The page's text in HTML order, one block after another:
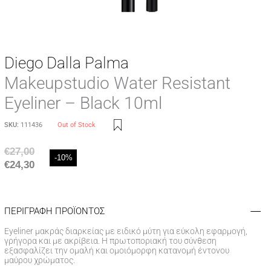
Diego Dalla Palma
Makeupstudio Water Resistant
Eyeliner – Black 10ml
SKU: 111436 Out of Stock
€27,00
€24,30
-10%
ΠΕΡΙΓΡΑΦΗ ΠΡΟΪΟΝΤΟΣ
Eyeliner μακράς διαρκείας με ειδικό μύτη για εύκολη εφαρμογή,
γρήγορα και με ακρίβεια. Η πρωτοποριακή του σύνθεση
εξασφαλίζει την ομαλή και ομοιόμορφη κατανομή έντονου
μαύρου χρώματος.